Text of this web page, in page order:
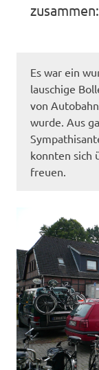
zusammen:
Es war ein
lauschige
von
wurde. Aus
konnten sich
freuen.